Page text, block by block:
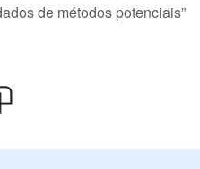
de métodos potenciais”